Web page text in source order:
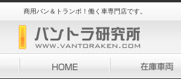
商用バン＆トランポ！働く車専門店です。